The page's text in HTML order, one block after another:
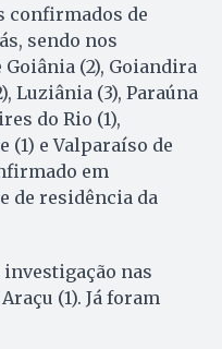
confirmados de
sendo nos
(2), Goiandira
Luziânia (3), Paraúna
do Rio (1),
(1) e Valparaíso de
em
de residência da
nas
(1). Já foram